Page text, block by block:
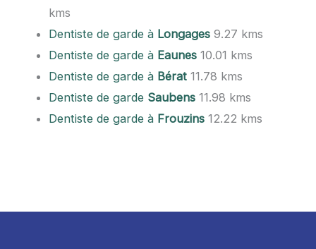
kms
Dentiste de garde à Longages 9.27 kms
Dentiste de garde à Eaunes 10.01 kms
Dentiste de garde à Bérat 11.78 kms
Dentiste de garde Saubens 11.98 kms
Dentiste de garde à Frouzins 12.22 kms